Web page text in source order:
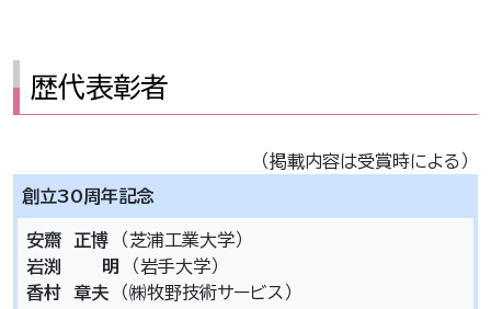
歴代表彰者
（掲載内容は受賞時による）
創立30周年記念
安齋 正博 （芝浦工業大学）
岩渕 明
（岩手大学）
香村 章夫 （㈱牧野技術サービス）